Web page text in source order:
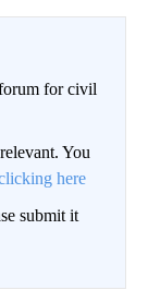
for civil
You
here
submit it